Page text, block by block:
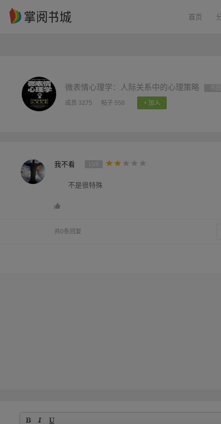
首页
微表情心理学：人际关系中的心理策略
成员 3275 帖子 558 + 加入
我不看
不是很特殊
共0条回复